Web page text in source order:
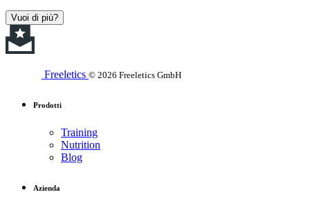
Vuoi di più?
Freeletics © 2026 Freeletics GmbH
Prodotti
Training
Nutrition
Blog
Azienda